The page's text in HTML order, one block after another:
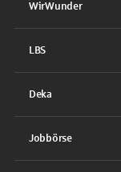
WirWunder
LBS
Deka
Jobbörse